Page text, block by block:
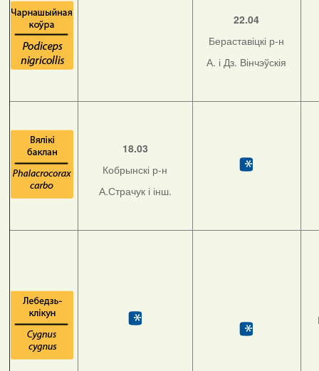
22.04
Бераставіцкі р-н
А. і Дз. Вінчэўскія
18.03
Кобрынскі р-н
А.Страчук і інш.